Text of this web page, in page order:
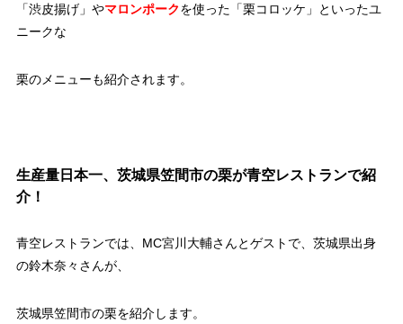
「渋皮揚げ」やマロンポークを使った「栗コロッケ」といったユ
ニークな
栗のメニューも紹介されます。
生産量日本一、茨城県笠間市の栗が青空レストランで紹
介！
青空レストランでは、MC宮川大輔さんとゲストで、茨城県出身
の鈴木奈々さんが、
茨城県笠間市の栗を紹介します。